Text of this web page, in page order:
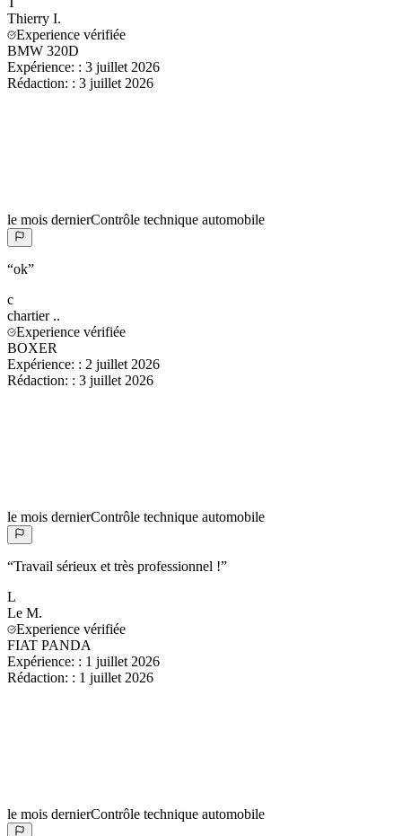
Thierry I.
Experience vérifiée
BMW 320D
Expérience: : 3 juillet 2026
Rédaction: : 3 juillet 2026
le mois dernierContrôle technique automobile
“ok”
c
chartier ..
Experience vérifiée
BOXER
Expérience: : 2 juillet 2026
Rédaction: : 3 juillet 2026
le mois dernierContrôle technique automobile
“Travail sérieux et très professionnel !”
L
Le M.
Experience vérifiée
FIAT PANDA
Expérience: : 1 juillet 2026
Rédaction: : 1 juillet 2026
le mois dernierContrôle technique automobile